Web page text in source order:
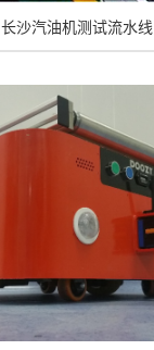
长沙汽油机测试流水线